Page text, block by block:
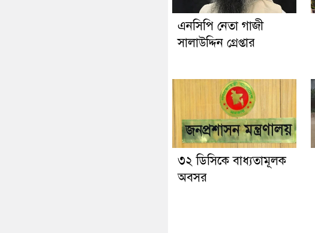
এনসিপি নেতা গাজী
সালাউদ্দিন গ্রেপ্তার
৩২ ডিসিকে বাধ্যতামূলক
অবসর